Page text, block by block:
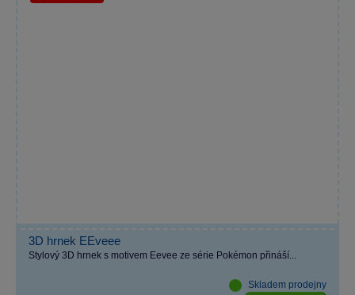
3D hrnek EEveee
Stylový 3D hrnek s motivem Eevee ze série Pokémon přináší...
Skladem prodejny